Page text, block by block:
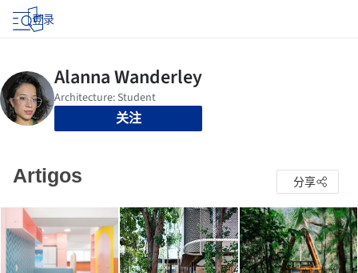
登录
关注
Artigos 分享